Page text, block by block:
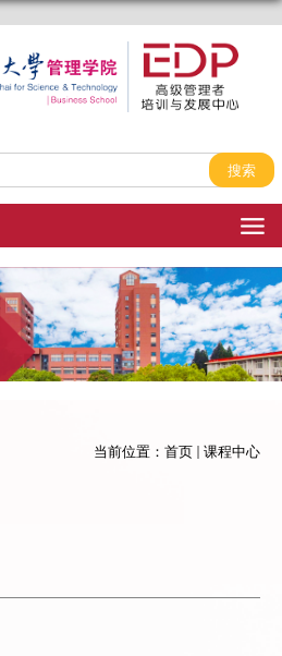
当前位置： 首页 课程中心